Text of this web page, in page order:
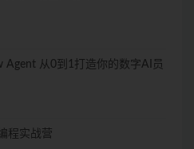
Agent 从0到1打造你的数字AI员
程实战营